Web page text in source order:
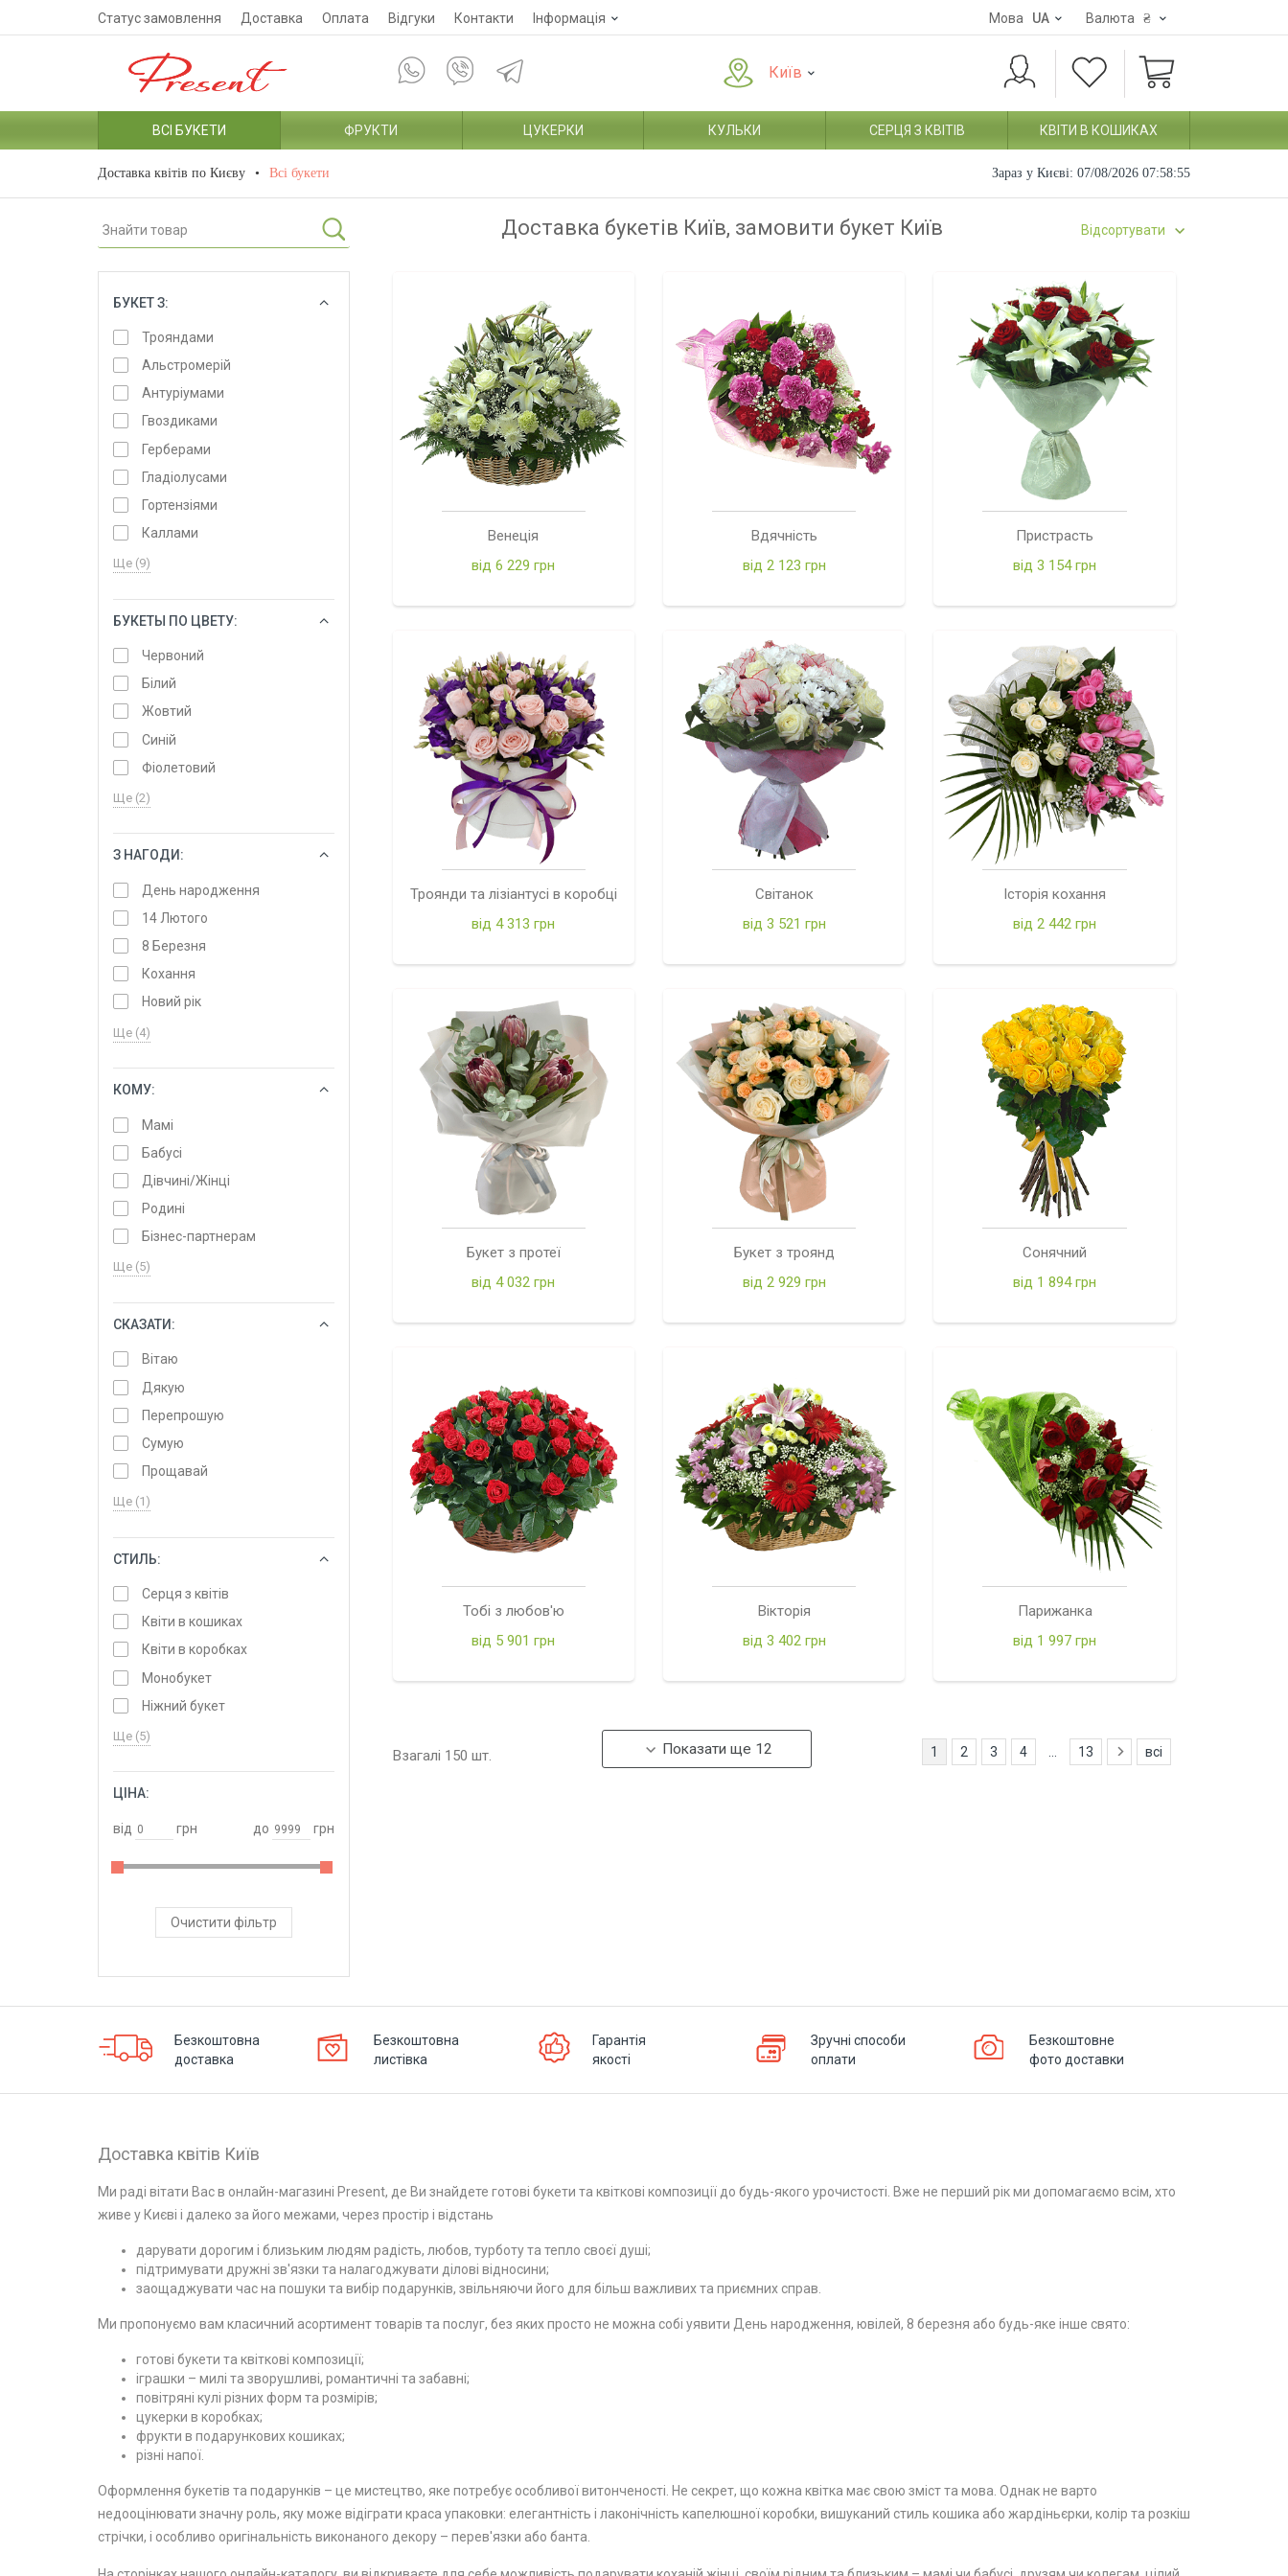
Статус замовлення Доставка Оплата Відгуки Контакти Інформація Мова UA Валюта ₴
Київ
ВСІ БУКЕТИ ФРУКТИ ЦУКЕРКИ КУЛЬКИ СЕРЦЯ З КВІТІВ КВІТИ В КОШИКАХ
Доставка квітів по Києву Всі букети Зараз у Києві: 07/08/2026 07:58:56
БУКЕТ З:
Трояндами
Альстромерій
Антуріумами
Гвоздиками
Герберами
Гладіолусами
Гортензіями
Каллами
Ще (9)
БУКЕТЫ ПО ЦВЕТУ:
Червоний
Білий
Жовтий
Синій
Фіолетовий
Ще (2)
З НАГОДИ:
День народження
14 Лютого
8 Березня
Кохання
Новий рік
Ще (4)
КОМУ:
Мамі
Бабусі
Дівчині/Жінці
Родині
Бізнес-партнерам
Ще (5)
СКАЗАТИ:
Вітаю
Дякую
Перепрошую
Сумую
Прощавай
Ще (1)
СТИЛЬ:
Серця з квітів
Квіти в кошиках
Квіти в коробках
Монобукет
Ніжний букет
Ще (5)
ЦІНА:
від грн до грн
Очистити фільтр
Доставка букетів Київ, замовити букет Київ Відсортувати
Венеція
від 6 229 грн
Вдячність
від 2 123 грн
Пристрасть
від 3 154 грн
Троянди та лізіантусі в коробці
від 4 313 грн
Світанок
від 3 521 грн
Історія кохання
від 2 442 грн
Букет з протеї
від 4 032 грн
Букет з троянд
від 2 929 грн
Сонячний
від 1 894 грн
Тобі з любов'ю
від 5 901 грн
Вікторія
від 3 402 грн
Парижанка
від 1 997 грн
Взагалі 150 шт. Показати ще 12 1 2 3 4 13 всі
Безкоштовна
доставка
Безкоштовна
листівка
Гарантія
якості
Зручні способи
оплати
Безкоштовне
фото доставки
Доставка квітів Київ
Ми раді вітати Вас в онлайн-магазині Present, де Ви знайдете готові букети та квіткові композиції до будь-якого урочистості. Вже не перший рік ми допомагаємо всім, хто
живе у Києві і далеко за його межами, через простір і відстань
дарувати дорогим і близьким людям радість, любов, турботу та тепло своєї душі;
підтримувати дружні зв'язки та налагоджувати ділові відносини;
заощаджувати час на пошуки та вибір подарунків, звільняючи його для більш важливих та приємних справ.
Ми пропонуємо вам класичний асортимент товарів та послуг, без яких просто не можна собі уявити День народження, ювілей, 8 березня або будь-яке інше свято:
готові букети та квіткові композиції;
іграшки – милі та зворушливі, романтичні та забавні;
повітряні кулі різних форм та розмірів;
цукерки в коробках;
фрукти в подарункових кошиках;
різні напої.
Оформлення букетів та подарунків – це мистецтво, яке потребує особливої ​​витонченості. Не секрет, що кожна квітка має свою зміст та мова. Однак не варто
недооцінювати значну роль, яку може відіграти краса упаковки: елегантність і лаконічність капелюшної коробки, вишуканий стиль кошика або жардіньєрки, колір та розкіш
стрічки, і особливо оригінальність виконаного декору – перев'язки або банта.